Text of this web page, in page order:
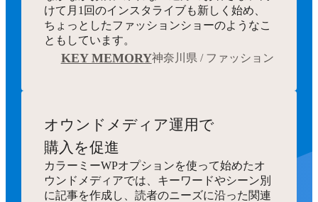
けて月1回のインスタライブも新しく始め、
ちょっとしたファッションショーのようなこ
ともしています。
KEY MEMORY神奈川県 / ファッション
オウンドメディア運用で
購入を促進
カラーミーWPオプションを使って始めたオ
ウンドメディアでは、キーワードやシーン別
に記事を作成し、読者のニーズに沿った関連